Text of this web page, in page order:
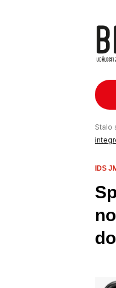
Stalo
IDS